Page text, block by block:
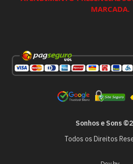
MARCADA.
Sonhos e Sons
Todos os Direitos